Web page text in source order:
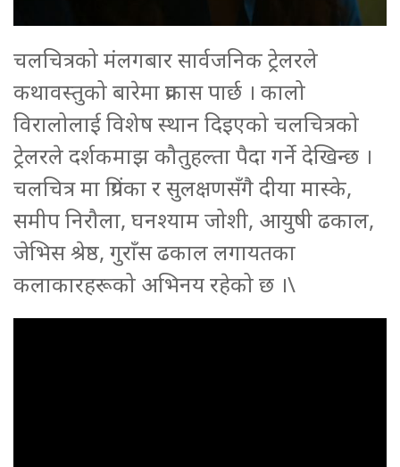
चलचित्रको मंलगबार सार्वजनिक ट्रेलरले
कथावस्तुको बारेमा प्रकास पार्छ । कालो
विरालोलाई विशेष स्थान दिइएको चलचित्रको
ट्रेलरले दर्शकमाझ कौतुहल्ता पैदा गर्ने देखिन्छ ।
चलचित्र मा प्रिंयका र सुलक्षणसँगै दीया मास्के,
समीप निरौला, घनश्याम जोशी, आयुषी ढकाल,
जेभिस श्रेष्ठ, गुराँस ढकाल लगायतका
कलाकारहरूको अभिनय रहेको छ ।\